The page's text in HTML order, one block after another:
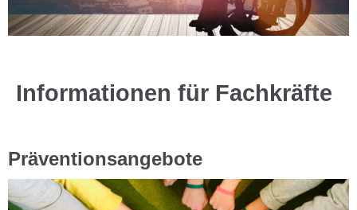
Informationen für Fachkräfte
Präventionsangebote